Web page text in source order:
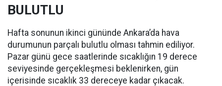
BULUTLU
Hafta sonunun ikinci gününde Ankara’da hava
durumunun parçalı bulutlu olması tahmin ediliyor.
Pazar günü gece saatlerinde sıcaklığın 19 derece
seviyesinde gerçekleşmesi beklenirken, gün
içerisinde sıcaklık 33 dereceye kadar çıkacak.